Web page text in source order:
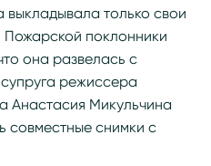
только свои
Пожарской поклонники
она развелась с
режиссера
Анастасия Микульчина
совместные снимки с